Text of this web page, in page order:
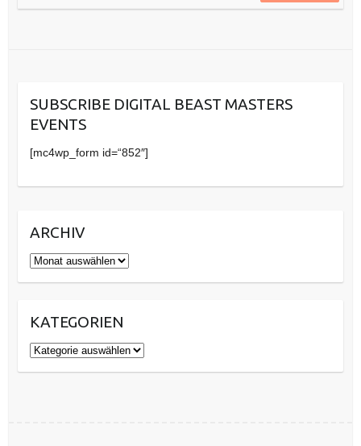
SUBSCRIBE DIGITAL BEAST MASTERS
EVENTS
[mc4wp_form id=“852″]
ARCHIV
Archiv
KATEGORIEN
Kategorien